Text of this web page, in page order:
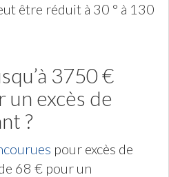
être réduit à 30 ° à 130
3750 €
un excès de
?
pour excès de
68 € pour un